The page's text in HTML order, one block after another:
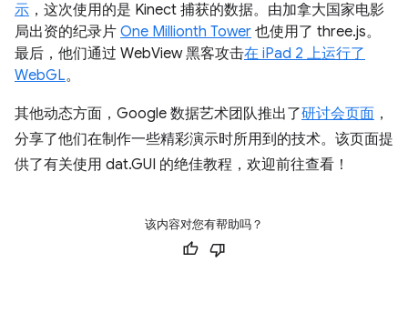
示 ，这次使用的是 Kinect 捕获的数据。由加拿大国家电影
局出资的纪录片 One Millionth Tower 也使用了 three.js。
最后，他们通过 WebView 黑客攻击在 iPad 2 上运行了
WebGL。
其他动态方面，Google 数据艺术团队推出了研讨会页面 ，
分享了他们在制作一些精彩演示时所用到的技术。该页面提
供了有关使用 dat.GUI 的绝佳教程，欢迎前往查看！
该内容对您有帮助吗？